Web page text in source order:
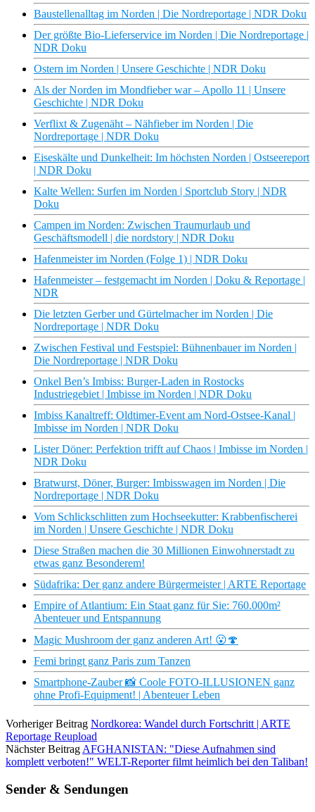
Baustellenalltag im Norden | Die Nordreportage | NDR Doku
Der größte Bio-Lieferservice im Norden | Die Nordreportage |
NDR Doku
Ostern im Norden | Unsere Geschichte | NDR Doku
Als der Norden im Mondfieber war – Apollo 11 | Unsere
Geschichte | NDR Doku
Verflixt & Zugenäht – Nähfieber im Norden | Die
Nordreportage | NDR Doku
Eiseskälte und Dunkelheit: Im höchsten Norden | Ostseereport
| NDR Doku
Kalte Wellen: Surfen im Norden | Sportclub Story | NDR
Doku
Campen im Norden: Zwischen Traumurlaub und
Geschäftsmodell | die nordstory | NDR Doku
Hafenmeister im Norden (Folge 1) | NDR Doku
Hafenmeister – festgemacht im Norden | Doku & Reportage |
NDR
Die letzten Gerber und Gürtelmacher im Norden | Die
Nordreportage | NDR Doku
Zwischen Festival und Festspiel: Bühnenbauer im Norden |
Die Nordreportage | NDR Doku
Onkel Ben’s Imbiss: Burger-Laden in Rostocks
Industriegebiet | Imbisse im Norden | NDR Doku
Imbiss Kanaltreff: Oldtimer-Event am Nord-Ostsee-Kanal |
Imbisse im Norden | NDR Doku
Lister Döner: Perfektion trifft auf Chaos | Imbisse im Norden |
NDR Doku
Bratwurst, Döner, Burger: Imbisswagen im Norden | Die
Nordreportage | NDR Doku
Vom Schlickschlitten zum Hochseekutter: Krabbenfischerei
im Norden | Unsere Geschichte | NDR Doku
Diese Straßen machen die 30 Millionen Einwohnerstadt zu
etwas ganz Besonderem!
Südafrika: Der ganz andere Bürgermeister | ARTE Reportage
Empire of Atlantium: Ein Staat ganz für Sie: 760.000m²
Abenteuer und Entspannung
Magic Mushroom der ganz anderen Art! 😮🍄
Femi bringt ganz Paris zum Tanzen
Smartphone-Zauber 📸 Coole FOTO-ILLUSIONEN ganz
ohne Profi-Equipment! | Abenteuer Leben
Vorheriger Beitrag Nordkorea: Wandel durch Fortschritt | ARTE
Reportage Reupload
Nächster Beitrag AFGHANISTAN: "Diese Aufnahmen sind
komplett verboten!" WELT-Reporter filmt heimlich bei den Taliban!
Sender & Sendungen